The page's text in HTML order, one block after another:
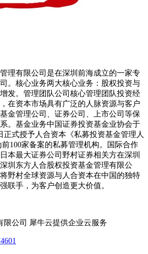
理有限公司是在深圳前海成立的一家专
。核心业务两大核心业务：股权投资与
增发。管理团队公司核心管理团队投资经
在资本市场具有广泛的人脉资源与客户
金管理公司、证券公司、上市公司等保
。基金业务中国证券投资基金业协会于
正式授予人合资本《私募投资基金管理人
100家备案的私募管理机构。国际合作
本最大证券公司野村证券相关方在深圳
圳东方人合股权投资基金管理有限公
野村全球资源与人合资本在中国的独特
联手，为客户创造更大价值。
限公司 犀牛云提供企业云服务